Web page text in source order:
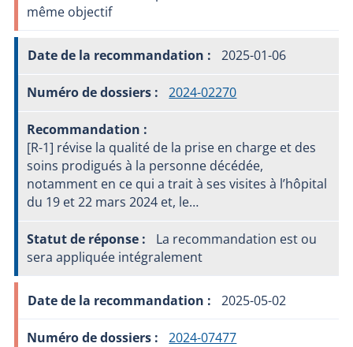
même objectif
2025-01-06
2024-02270
[R-1] révise la qualité de la prise en charge et des
soins prodigués à la personne décédée,
notamment en ce qui a trait à ses visites à l’hôpital
du 19 et 22 mars 2024 et, le…
La recommandation est ou
sera appliquée intégralement
2025-05-02
2024-07477